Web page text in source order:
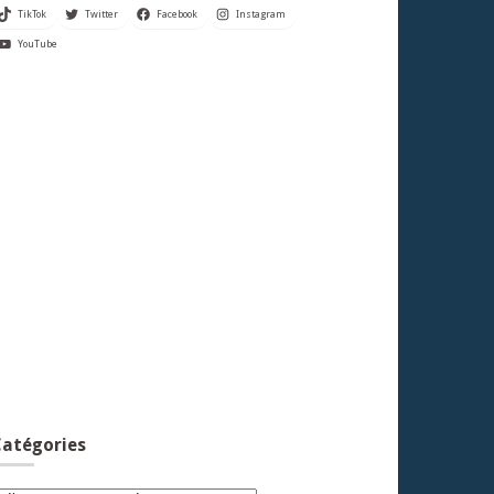
TikTok Twitter Facebook Instagram
YouTube